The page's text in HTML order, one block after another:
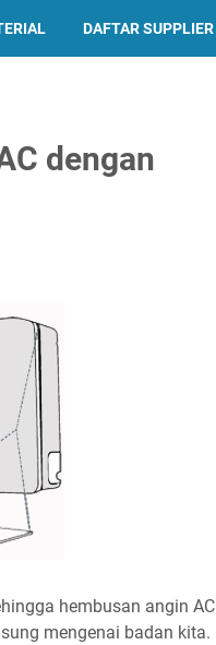
DAFTAR SUPPLIER
dengan
hembusan angin AC
mengenai badan kita.